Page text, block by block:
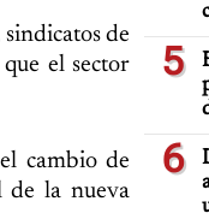
de
el sector
cambio de
de la nueva
5
6